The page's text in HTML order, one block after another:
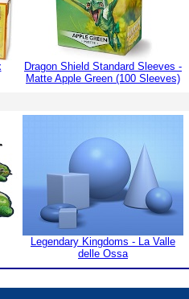
Dragon Shield Standard Sleeves -
Matte Apple Green (100 Sleeves)
Legendary Kingdoms - La Valle
delle Ossa